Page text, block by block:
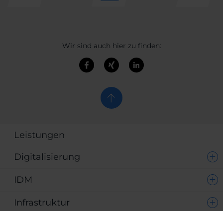
Wir sind auch hier zu finden:
Leistungen
Digitalisierung
IDM
Infrastruktur